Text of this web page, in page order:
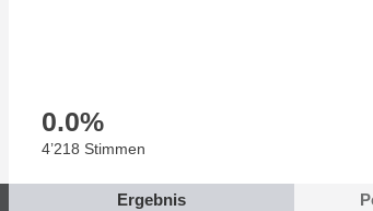
0.0%
4’218 Stimmen
Ergebnis